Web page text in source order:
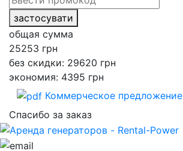
застосувати
общая сумма
25253 грн
без скидки: 29620 грн
экономия: 4395 грн
Коммерческое предложение
Спасибо за заказ